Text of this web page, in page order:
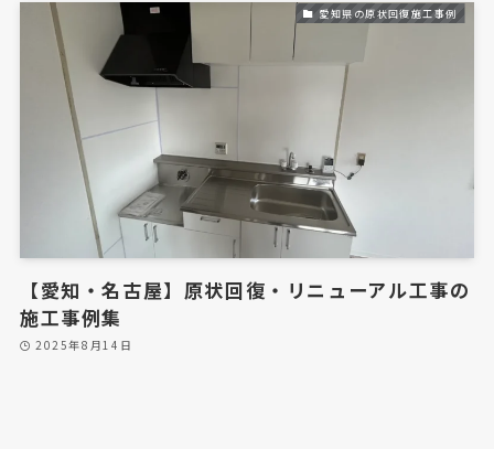
内装工事
部分改修工事｜Room Refine
ハウスクリーニング
キッチンフードクリーニング
キッチンシンク・コンロクリーニング
浴室クリーニング
エアコンクリーニング
フロアコーティング
愛知県の原状回復施工事例
【愛知・名古屋】原状回復・リニューアル工事の
施工事例集
2025年8月14日